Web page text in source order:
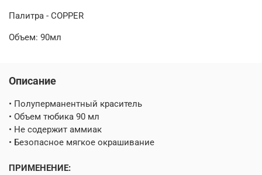
Палитра - COPPER
Объем: 90мл
Описание
• Полуперманентный краситель
• Объем тюбика 90 мл
• Не содержит аммиак
• Безопасное мягкое окрашивание
ПРИМЕНЕНИЕ: